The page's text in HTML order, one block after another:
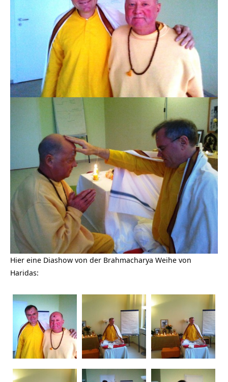
Hier eine Diashow von der Brahmacharya Weihe von
Haridas: